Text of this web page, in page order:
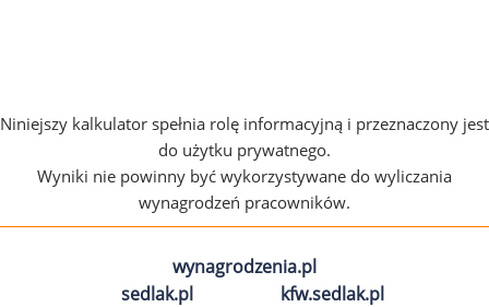
Niniejszy kalkulator spełnia rolę informacyjną i przeznaczony jest
do użytku prywatnego.
Wyniki nie powinny być wykorzystywane do wyliczania
wynagrodzeń pracowników.
wynagrodzenia.pl
sedlak.pl
kfw.sedlak.pl